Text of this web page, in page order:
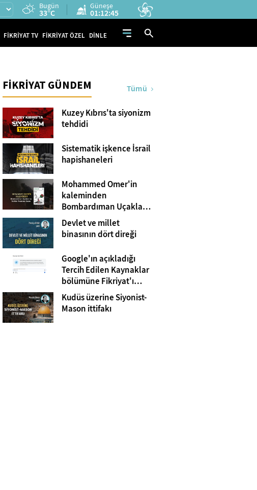
Bugün
33°C
Güneşe
01:12:43
FİKRİYAT TV FİKRİYAT ÖZEL DİNLE
FİKRİYAT GÜNDEM Tümü
Kuzey Kıbrıs'ta siyonizm
tehdidi
Sistematik işkence İsrail
hapishaneleri
Mohammed Omer'in
kaleminden
Bombardıman Uçakları
ve Tanklar Arasında
Gazze
Devlet ve millet
binasının dört direği
Google'ın açıkladığı
Tercih Edilen Kaynaklar
bölümüne Fikriyat'ı
eklemeyi unutmayın!
Kudüs üzerine Siyonist-
Mason ittifakı